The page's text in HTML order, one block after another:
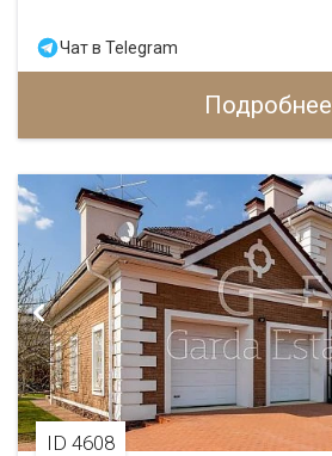
Чат в Telegram
Подробнее
ID 4608